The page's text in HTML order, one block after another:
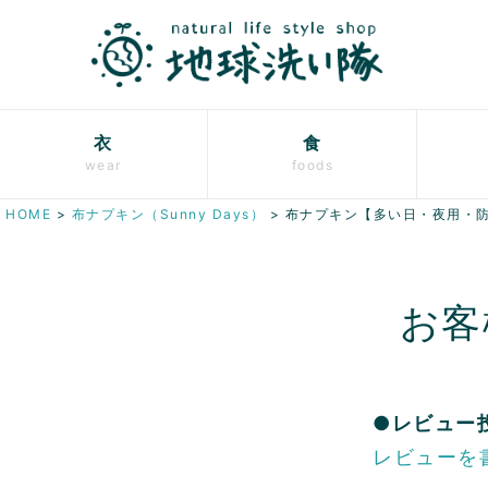
衣
wear
食
foods
HOME 布ナプキン（Sunny Days） 布ナプキン【多い日・夜用・
お
●レビュー
レビュー